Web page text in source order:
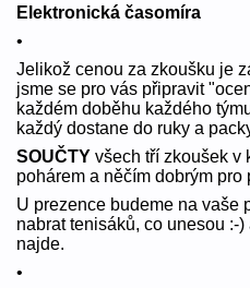
Elektronická časomíra
•
Jelikož cenou za zkoušku je
jsme se pro vás připravit
každém doběhu každého
každý dostane do ruky a
SOUČTY všech tří zkoušek v
pohárem a něčím dobrým pro
U prezence budeme na vaše
nabrat tenisáků, co unesou :-
najde.
•